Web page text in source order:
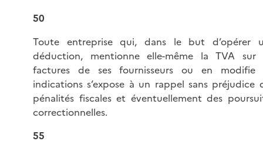
50
Toute entreprise qui, dans le but d’opérer
déduction, mentionne elle-même la TVA sur
factures de ses fournisseurs ou en modifie
indications s’expose à un rappel sans préjudice
pénalités fiscales et éventuellement des
correctionnelles.
55